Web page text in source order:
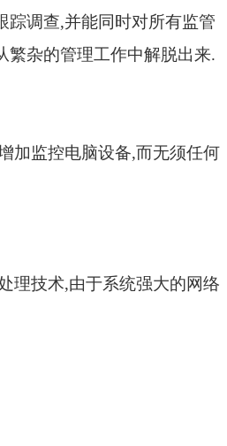
踪调查,并能同时对所有监管
繁杂的管理工作中解脱出来.
加监控电脑设备,而无须任何
理技术,由于系统强大的网络